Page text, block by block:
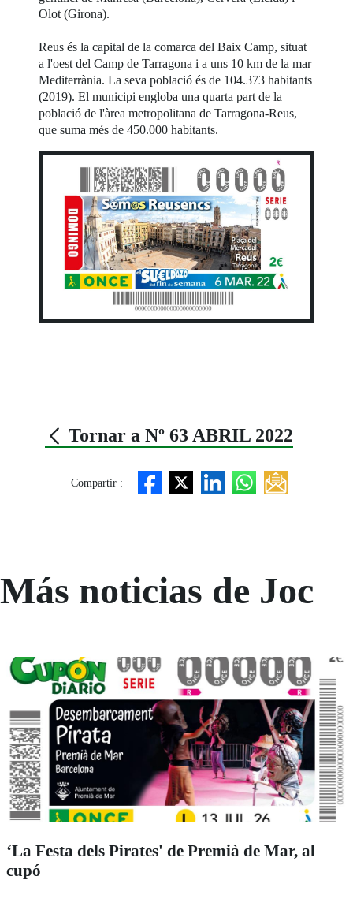
Olot (Girona).
Reus és la capital de la comarca del Baix Camp, situat
a l'oest del Camp de Tarragona i a uns 10 km de la mar
Mediterrània. La seva població és de 104.373 habitants
(2019). El municipi engloba una quarta part de la
població de l'àrea metropolitana de Tarragona-Reus,
que suma més de 450.000 habitants.
Tornar a Nº 63 ABRIL 2022
Compartir :
Más noticias de Joc
‘La Festa dels Pirates' de Premià de Mar, al
cupó